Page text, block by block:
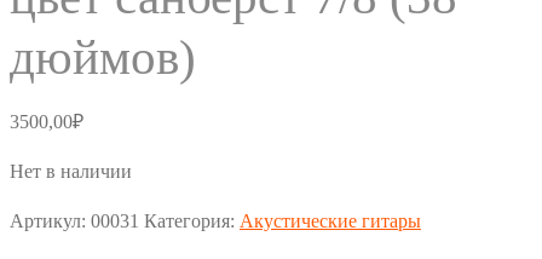
дюймов)
3500,00₽
Нет в наличии
Артикул: 00031 Категория: Акустические гитары